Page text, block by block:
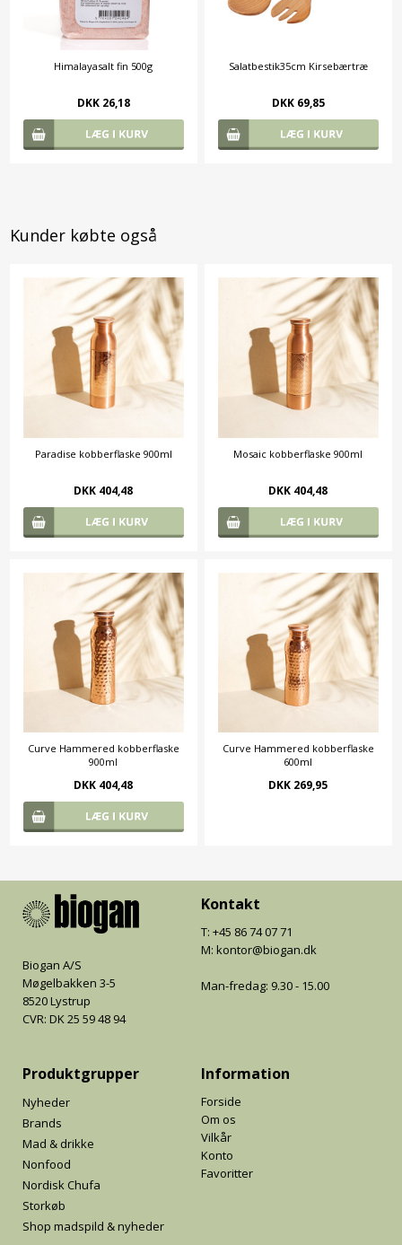
Himalayasalt fin 500g
DKK 26,18
Salatbestik35cm Kirsebærtræ
DKK 69,85
Kunder købte også
Paradise kobberflaske 900ml
DKK 404,48
Mosaic kobberflaske 900ml
DKK 404,48
Curve Hammered kobberflaske
900ml
DKK 404,48
Curve Hammered kobberflaske
600ml
DKK 269,95
Biogan A/S
Møgelbakken 3-5
8520 Lystrup
CVR: DK 25 59 48 94
Kontakt
T: +45 86 74 07 71
M: kontor@biogan.dk
Man-fredag: 9.30 - 15.00
Produktgrupper
Nyheder
Brands
Mad & drikke
Nonfood
Nordisk Chufa
Storkøb
Shop madspild & nyheder
Information
Forside
Om os
Vilkår
Konto
Favoritter